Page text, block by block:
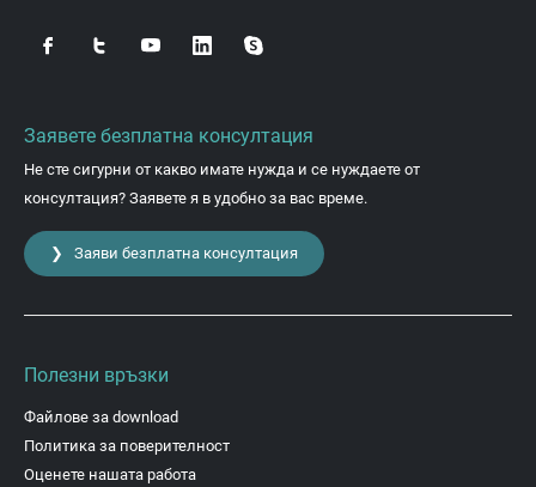
Заявете безплатна консултация
Не сте сигурни от какво имате нужда и се нуждаете от
консултация? Заявете я в удобно за вас време.
❯ Заяви безплатна консултация
Полезни връзки
Файлове за download
Политика за поверителност
Оценете нашата работа